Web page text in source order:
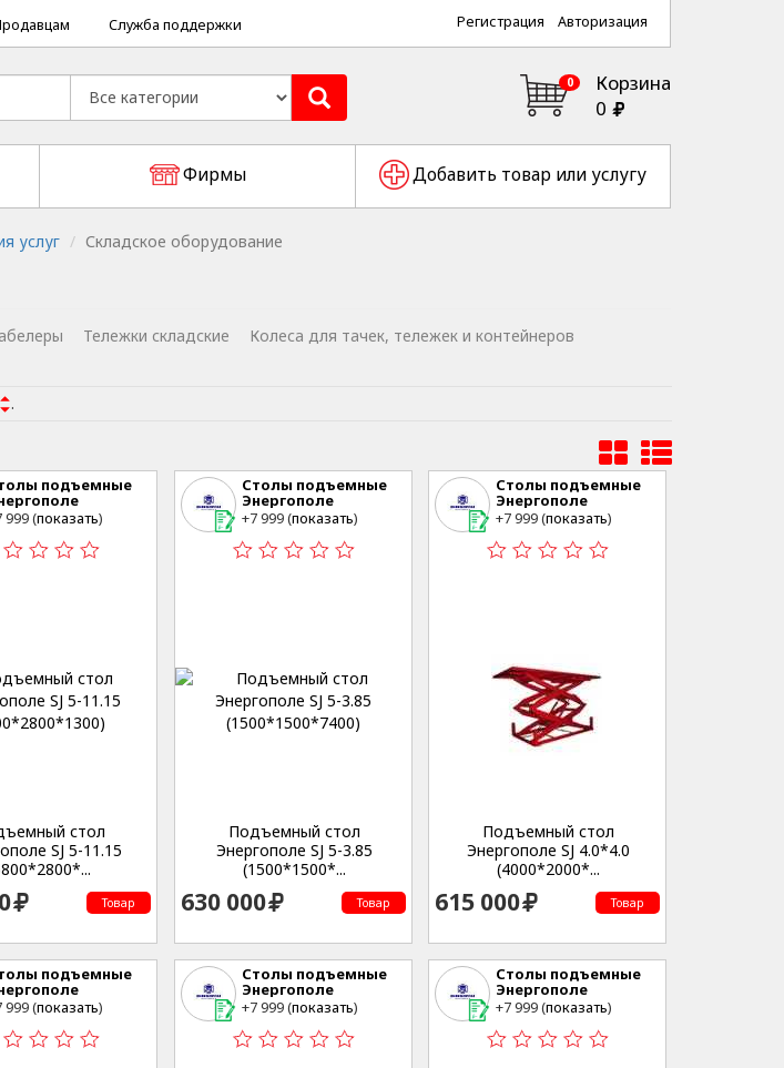
Регистрация Авторизация
Служба поддержки
0
Корзина
0
Фирмы Добавить товар или услугу
услуг Складское оборудование
Тележки складские
Колеса для тачек, тележек и контейнеров
.
подъемные
, ул.
999 (показать)
стол
SJ 5-11.15
Товар
Столы подъемные
Энергополе
г. Екатеринбург , ул.
Студенческая,53
+7 999 (показать)
Подъемный стол
Энергополе SJ 5-3.85
(1500*1500*...
630 000 Товар
Столы подъемные
Энергополе
г. Екатеринбург , ул.
Студенческая,53
+7 999 (показать)
Подъемный стол
Энергополе SJ 4.0*4.0
(4000*2000*...
615 000 Товар
подъемные
, ул.
999 (показать)
Столы подъемные
Энергополе
г. Екатеринбург , ул.
Студенческая,53
+7 999 (показать)
Столы подъемные
Энергополе
г. Екатеринбург , ул.
Студенческая,53
+7 999 (показать)